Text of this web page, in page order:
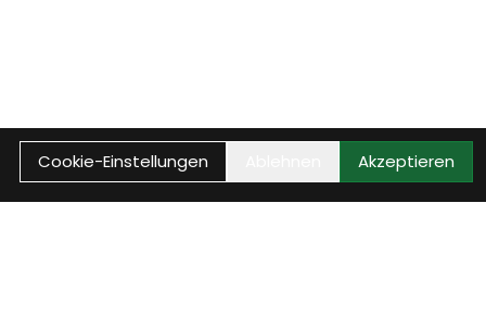
Cookie-Einstellungen Akzeptieren